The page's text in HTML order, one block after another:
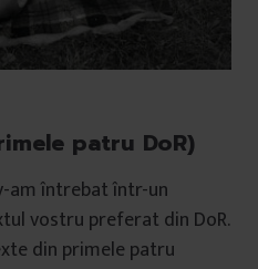
patru DoR)
am întrebat într-un
vostru preferat din DoR.
din primele patru